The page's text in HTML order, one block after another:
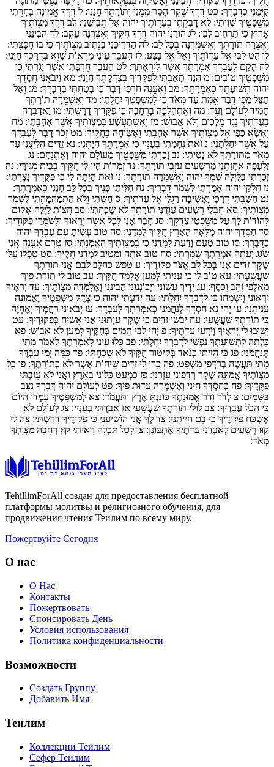
קַיְּמֵנִי כִּדְבָרֶךָ: כט דֶּרֶךְ שֶׁקֶר הָסֵר מִמֶּנִּי וְתוֹרָתְךָ חָנֵּנִי: ל דֶּרֶךְ אֱמוּנָה בָחָרְתִּי
מִשְׁפָּטֶיךָ שִׁוִּיתִי: לא דָּבַקְתִּי בְעֵדְוֺתֶיךָ יהוה אַל תְּבִישֵׁנִי: לב דֶּרֶךְ מִצְוֺתֶיךָ
אָרוּץ כִּי תַרְחִיב לִבִּי: לג הוֹרֵנִי יהוה דֶּרֶךְ חֻקֶּיךָ וְאֶצְּרֶנָּה עֵקֶב: לד הֲבִינֵנִי
וְאֶצְּרָה תוֹרָתֶךָ וְאֶשְׁמְרֶנָּה בְכָל לֵב: לה הַדְרִיכֵנִי בִּנְתִיב מִצְוֺתֶיךָ כִּי בוֹ חָפָצְתִּי:
לו הַט לִבִּי אֶל עֵדְוֺתֶיךָ וְאַל אֶל בָּצַע: לז הַעֲבֵר עֵינַי מֵרְאוֹת שָׁוְא בִּדְרָכֶךָ חַיֵּנִי:
לח הָקֵם לְעַבְדְּךָ אִמְרָתֶךָ אֲשֶׁר לְיִרְאָתֶךָ: לט הַעֲבֵר חֶרְפָּתִי אֲשֶׁר יָגֹרְתִּי כִּי
מִשְׁפָּטֶיךָ טוֹבִים: מ הִנֵּה תָּאַבְתִּי לְפִקֻּדֶיךָ בְּצִדְקָתְךָ חַיֵּנִי: מא וִיבֹאֻנִי חֲסָדֶךָ
יהוה תְּשׁוּעָתְךָ כְּאִמְרָתֶךָ: מב וְאֶעֱנֶה חֹרְפִי דָבָר כִּי בָטַחְתִּי בִּדְבָרֶךָ: מג וְאַל
תַּצֵּל מִפִּי דְבַר אֱמֶת עַד מְאֹד כִּי לְמִשְׁפָּטֶךָ יִחָלְתִּי: מד וְאֶשְׁמְרָה תוֹרָתְךָ
תָמִיד לְעוֹלָם וָעֶד: מה וְאֶתְהַלְּכָה בָרְחָבָה כִּי פִקֻּדֶיךָ דָרָשְׁתִּי: מו וַאֲדַבְּרָה
בְעֵדֹתֶיךָ נֶגֶד מְלָכִים וְלֹא אֵבוֹשׁ: מז וְאֶשְׁתַּעֲשַׁע בְּמִצְוֺתֶיךָ אֲשֶׁר אָהָבְתִּי: מח
וְאֶשָּׂא כַפַּי אֶל מִצְוֺתֶיךָ אֲשֶׁר אָהָבְתִּי וְאָשִׂיחָה בְחֻקֶּיךָ: מט זְכֹר דָּבָר לְעַבְדֶּךָ
עַל אֲשֶׁר יִחַלְתָּנִי: נ זֹאת נֶחָמָתִי בְעָנְיִי כִּי אִמְרָתְךָ חִיָּתְנִי: נא זֵדִים הֱלִיצֻנִי עַד
מְאֹד מִתּוֹרָתְךָ לֹא נָטִיתִי: נב זָכַרְתִּי מִשְׁפָּטֶיךָ מֵעוֹלָם יהוה וָאֶתְנֶחָם: נג
זַלְעָפָה אֲחָזַתְנִי מֵרְשָׁעִים עֹזְבֵי תּוֹרָתֶךָ: נד זְמִרוֹת הָיוּ לִי חֻקֶּיךָ בְּבֵית מְגוּרָי: נה
זָכַרְתִּי בַלַּיְלָה שִׁמְךָ יהוה וָאֶשְׁמְרָה תּוֹרָתֶךָ: נו זֹאת הָיְתָה לִּי כִּי פִקֻּדֶיךָ נָצָרְתִּי:
נז חֶלְקִי יהוה אָמַרְתִּי לִשְׁמֹר דְּבָרֶיךָ: נח חִלִּיתִי פָנֶיךָ בְכָל לֵב חָנֵּנִי כְּאִמְרָתֶךָ:
נט חִשַּׁבְתִּי דְרָכָי וָאָשִׁיבָה רַגְלַי אֶל עֵדֹתֶיךָ: ס חַשְׁתִּי וְלֹא הִתְמַהְמָהְתִּי לִשְׁמֹר
מִצְוֺתֶיךָ: סא חֶבְלֵי רְשָׁעִים עִוְּדֻנִי תּוֹרָתְךָ לֹא שָׁכָחְתִּי: סב חֲצוֹת לַיְלָה אָקוּם
לְהוֹדוֹת לָךְ עַל מִשְׁפְּטֵי צִדְקֶךָ: סג חָבֵר אָנִי לְכָל אֲשֶׁר יְרֵאוּךָ וּלְשֹׁמְרֵי פִּקּוּדֶיךָ:
סד חַסְדְּךָ יהוה מָלְאָה הָאָרֶץ חֻקֶּיךָ לַמְּדֵנִי: סה טוֹב עָשִׂיתָ עִם עַבְדְּךָ יהוה
כִּדְבָרֶךָ: סו טוּב טַעַם וָדַעַת לַמְּדֵנִי כִּי בְמִצְוֺתֶיךָ הֶאֱמָנְתִּי: סז טֶרֶם אֶעֱנֶה אֲנִי
שֹׁגֵג וְעַתָּה אִמְרָתְךָ שָׁמָרְתִּי: סח טוֹב אַתָּה וּמֵטִיב לַמְּדֵנִי חֻקֶּיךָ: סט טָפְלוּ עָלַי
שֶׁקֶר זֵדִים אֲנִי בְּכָל לֵב אֱצֹּר פִּקּוּדֶיךָ: ע טָפַשׁ כַּחֵלֶב לִבָּם אֲנִי תּוֹרָתְךָ
שִׁעֲשָׁעְתִּי: עא טוֹב לִי כִי עֻנֵּיתִי לְמַעַן אֶלְמַד חֻקֶּיךָ: עב טוֹב לִי תוֹרַת פִּיךָ
מֵאַלְפֵי זָהָב וָכָסֶף: עג יָדֶיךָ עָשׂוּנִי וַיְכוֹנְנוּנִי הֲבִינֵנִי וְאֶלְמְדָה מִצְוֺתֶיךָ: עד יְרֵאֶיךָ
יִרְאוּנִי וְיִשְׂמָחוּ כִּי לִדְבָרְךָ יִחָלְתִּי: עה יָדַעְתִּי יהוה כִּי צֶדֶק מִשְׁפָּטֶיךָ וֶאֱמוּנָה
עִנִּיתָנִי: עו יְהִי נָא חַסְדְּךָ לְנַחֲמֵנִי כְּאִמְרָתְךָ לְעַבְדֶּךָ: עז יְבֹאוּנִי רַחֲמֶיךָ וְאֶחְיֶה
כִּי תוֹרָתְךָ שַׁעֲשֻׁעָי: עח יֵבֹשׁוּ זֵדִים כִּי שֶׁקֶר עִוְּתוּנִי אֲנִי אָשִׂיחַ בְּפִקּוּדֶיךָ: עט
יָשׁוּבוּ לִי יְרֵאֶיךָ וְיֹדְעֵי עֵדֹתֶיךָ: פ יְהִי לִבִּי תָמִים בְּחֻקֶּיךָ לְמַעַן לֹא אֵבוֹשׁ: פא
כָּלְתָה לִתְשׁוּעָתְךָ נַפְשִׁי לִדְבָרְךָ יִחָלְתִּי: פב כָּלוּ עֵינַי לְאִמְרָתֶךָ לֵאמֹר מָתַי
תְּנַחֲמֵנִי: פג כִּי הָיִיתִי כְּנֹאד בְּקִיטוֹר חֻקֶּיךָ לֹא שָׁכָחְתִּי: פד כַּמָּה יְמֵי עַבְדֶּךָ
מָתַי תַּעֲשֶׂה בְרֹדְפַי מִשְׁפָּט: פה כָּרוּ לִי זֵדִים שִׁיחוֹת אֲשֶׁר לֹא כְתוֹרָתֶךָ: פו כָּל
מִצְוֺתֶיךָ אֱמוּנָה שֶׁקֶר רְדָפוּנִי עָזְרֵנִי: פז כִּמְעַט כִּלּוּנִי בָאָרֶץ וַאֲנִי לֹא עָזַבְתִּי
פִקֻּדֶיךָ: פח כְּחַסְדְּךָ חַיֵּנִי וְאֶשְׁמְרָה עֵדוּת פִּיךָ: פט לְעוֹלָם יהוה דְּבָרְךָ נִצָּב
בַּשָּׁמָיִם: צ לְדֹר וָדֹר אֱמוּנָתֶךָ כּוֹנַנְתָּ אֶרֶץ וַתַּעֲמֹד: צא לְמִשְׁפָּטֶיךָ עָמְדוּ הַיּוֹם
כִּי הַכֹּל עֲבָדֶיךָ: צב לוּלֵי תוֹרָתְךָ שַׁעֲשֻׁעָי אָז אָבַדְתִּי בְעָנְיִי: צג לְעוֹלָם לֹא
אֶשְׁכַּח פִּקּוּדֶיךָ כִּי בָם חִיִּיתָנִי: צד לְךָ אֲנִי הוֹשִׁיעֵנִי כִּי פִקּוּדֶיךָ דָרָשְׁתִּי: צה לִי
קִוּוּ רְשָׁעִים לְאַבְּדֵנִי עֵדֹתֶיךָ אֶתְבּוֹנָן: צו לְכָל תִּכְלָה רָאִיתִי קֵץ רְחָבָה מִצְוָתְךָ
מְאֹד:
TehillimForAll создан для предоставления бесплатной
платформы молитвы и религиозного обучения, для
продвижения чтения Теилим по всему миру.
Пожертвуйте Сегодня
О нас
О Нас
Контакты
Пожертвовать
Спонсировать День
Условия использования
Политика конфиденциальности
Возможности
Создать Группу
Добавить Имя
Теилим
Коллекции Теилим
Сефер Теилим